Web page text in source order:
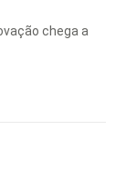
chega a